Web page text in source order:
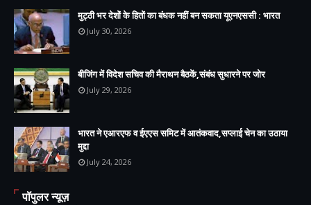
मुट्ठी भर देशों के हितों का बंधक नहीं बन सकता यूएनएससी : भारत
July 30, 2026
बीजिंग में विदेश सचिव की मैराथन बैठकें,संबंध सुधारने पर जोर
July 29, 2026
भारत ने एआरएफ व ईएएस समिट में आतंकवाद,सप्लाई चेन का उठाया
मुद्दा
July 24, 2026
पॉपुलर न्यूज़